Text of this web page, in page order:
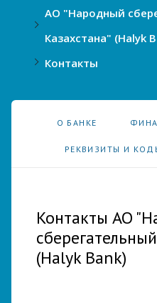
АО "Народный
Казахстана" (Halyk
Контакты
О БАНКЕ
РЕКВИЗИТЫ И
Контакты АО
(Halyk Bank)